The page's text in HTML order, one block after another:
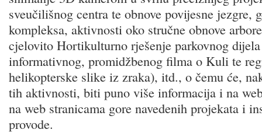
sveučilišnog centra te obnove povijesne jezgre,
kompleksa, aktivnosti oko stručne obnove
cjelovito Hortikulturno rješenje parkovnog
informativnog, promidžbenog filma o Kuli te
helikopterske slike iz zraka), itd., o čemu će,
tih aktivnosti, biti puno više informacija i na
na web stranicama gore navedenih projekata i
provode.